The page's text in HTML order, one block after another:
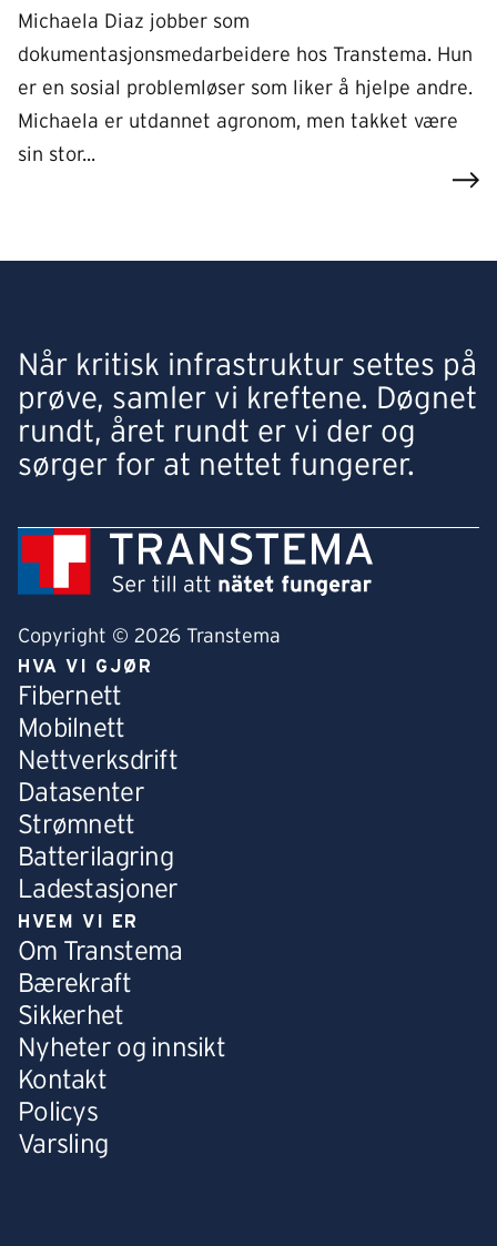
Michaela Diaz jobber som
dokumentasjonsmedarbeidere hos Transtema. Hun
er en sosial problemløser som liker å hjelpe andre.
Michaela er utdannet agronom, men takket være
sin stor...
Når kritisk infrastruktur settes på
prøve, samler vi kreftene. Døgnet
rundt, året rundt er vi der og
sørger for at nettet fungerer.
Copyright © 2026 Transtema
HVA VI GJØR
Fibernett
Mobilnett
Nettverksdrift
Datasenter
Strømnett
Batterilagring
Ladestasjoner
HVEM VI ER
Om Transtema
Bærekraft
Sikkerhet
Nyheter og innsikt
Kontakt
Policys
Varsling